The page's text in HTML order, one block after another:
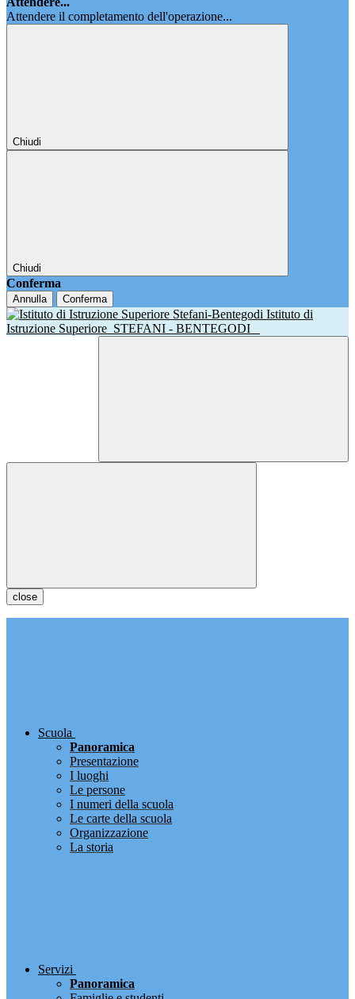
Attendere il completamento dell'operazione...
Chiudi
Chiudi
Conferma
Annulla Conferma
Istituto di
Istruzione Superiore STEFANI - BENTEGODI
close
Scuola
Panoramica
Presentazione
I luoghi
Le persone
I numeri della scuola
Le carte della scuola
Organizzazione
La storia
Servizi
Panoramica